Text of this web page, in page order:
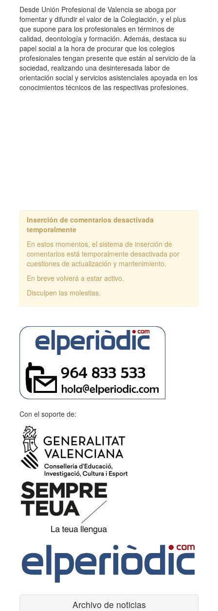
Desde Unión Profesional de Valencia se aboga por
fomentar y difundir el valor de la Colegiación, y el plus
que supone para los profesionales en términos de
calidad, deontología y formación. Además, destaca su
papel social a la hora de procurar que los colegios
profesionales tengan presente que están al servicio de la
sociedad, realizando una desinteresada labor de
orientación social y servicios asistenciales apoyada en los
conocimientos técnicos de las respectivas profesiones.
Inserción de comentarios desactivada
temporalmente
En estos momentos, el sistema de inserción de
comentarios está temporalmente desactivada por
cuestiones de actualización y mantenimiento.
En breve volverá a estar activo.
Disculpen las molestias.
Con el soporte de:
Archivo de noticias